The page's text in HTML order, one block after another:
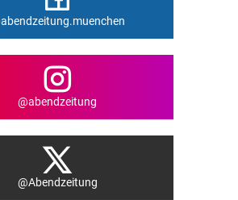
@abendzeitung
@Abendzeitung